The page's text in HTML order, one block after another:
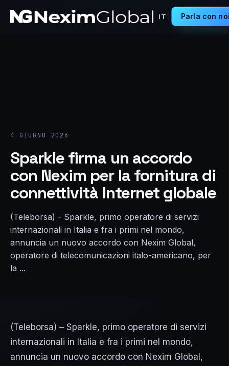
IT Parla con
4 GIUGNO 2026
Sparkle firma un accordo
con Nexim per la fornitura di
connettività Internet globale
(Teleborsa) - Sparkle, primo operatore di servizi
internazionali in Italia e fra i primi nel mondo,
annuncia un nuovo accordo con Nexim Global,
operatore di telecomunicazioni italo-americano, per
la ...
(Teleborsa) – Sparkle, primo operatore di servizi
internazionali in Italia e fra i primi nel mondo,
annuncia un nuovo accordo con Nexim Global,